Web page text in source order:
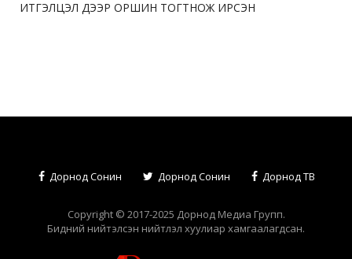
ИТГЭЛЦЭЛ ДЭЭР ОРШИН ТОГТНОЖ ИРСЭН
Дорнод Сонин Дорнод Сонин Дорнод ТВ
Copyright © 2017-2025 Дорнод Медиа Групп.
Бидний нийтэлсэн нийтлэл хуулиар хамгаалагдсан.